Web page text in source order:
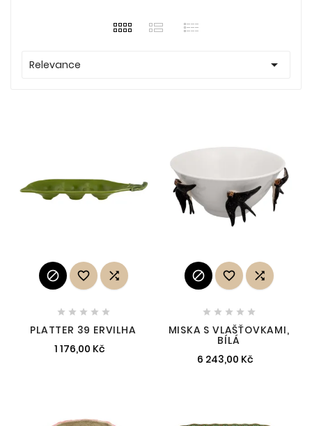
Relevance 
  
    
PLATTER 39 ERVILHA
1 176,00 Kč
  
    
MISKA S VLAŠŤOVKAMI,
BÍLÁ
6 243,00 Kč